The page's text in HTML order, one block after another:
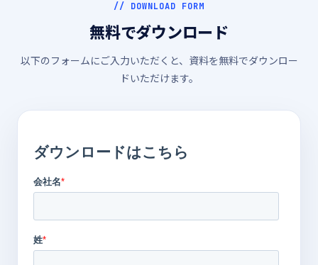
// DOWNLOAD FORM
無料でダウンロード
以下のフォームにご入力いただくと、資料を無料でダウンロー
ドいただけます。